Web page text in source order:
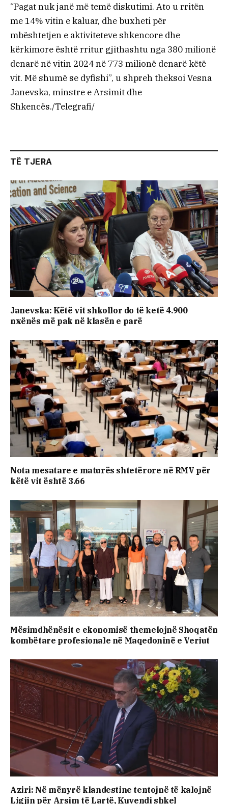
“Pagat nuk janë më temë diskutimi. Ato u rritën
me 14% vitin e kaluar, dhe buxheti për
mbështetjen e aktiviteteve shkencore dhe
kërkimore është rritur gjithashtu nga 380 milionë
denarë në vitin 2024 në 773 milionë denarë këtë
vit. Më shumë se dyfishi”, u shpreh theksoi Vesna
Janevska, minstre e Arsimit dhe
Shkencës./Telegrafi/
TË TJERA
Janevska: Këtë vit shkollor do të ketë 4.900
nxënës më pak në klasën e parë
Nota mesatare e maturës shtetërore në RMV për
këtë vit është 3.66
Mësimdhënësit e ekonomisë themelojnë Shoqatën
kombëtare profesionale në Maqedoninë e Veriut
Aziri: Në mënyrë klandestine tentojnë të kalojnë
Ligjin për Arsim të Lartë, Kuvendi shkel